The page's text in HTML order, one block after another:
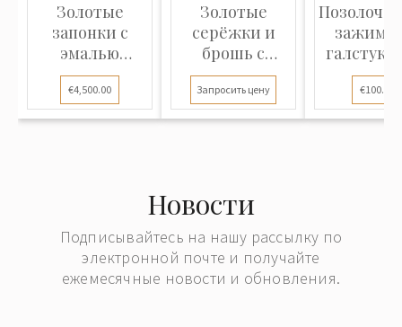
Золотые
запонки с
эмалью
"Fabergé"
€4,500.00
Золотые
серёжки и
брошь с
изумрудами и
брилли...
Запросить цену
зажим
галстука
€100.00
Новости
Подписывайтесь на нашу рассылку по
электронной почте и получайте
ежемесячные новости и обновления.